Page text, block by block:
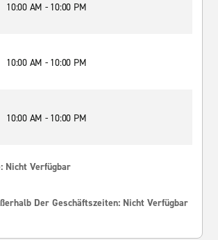
10:00 AM - 10:00 PM
10:00 AM - 10:00 PM
10:00 AM - 10:00 PM
Nicht Verfügbar
Der Geschäftszeiten: Nicht Verfügbar